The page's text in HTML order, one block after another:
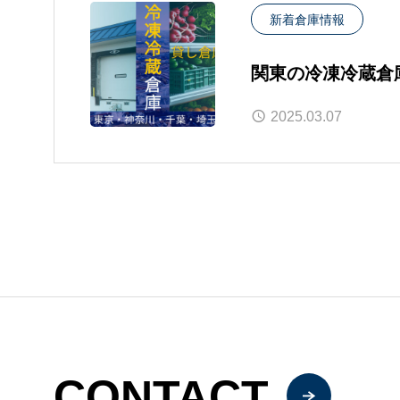
新着倉庫情報
関東の冷凍冷蔵倉
2025.03.07